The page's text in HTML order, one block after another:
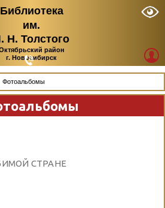
Библиотека
им.
Н. Толстого
район
г. Новосибирск
Фотоальбомы
СТРАНЕ